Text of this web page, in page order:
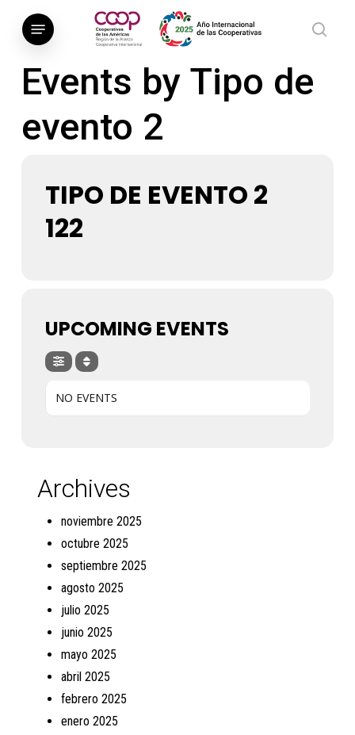
principal
Menú
Events by Tipo de
evento 2
TIPO DE EVENTO 2
122
UPCOMING EVENTS
NO EVENTS
Archives
noviembre 2025
octubre 2025
septiembre 2025
agosto 2025
julio 2025
junio 2025
mayo 2025
abril 2025
febrero 2025
enero 2025